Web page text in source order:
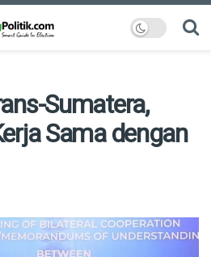
Sumatera,
Sama dengan